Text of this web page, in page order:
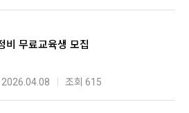
비 무료교육생 모집
2026.04.08 조회 615